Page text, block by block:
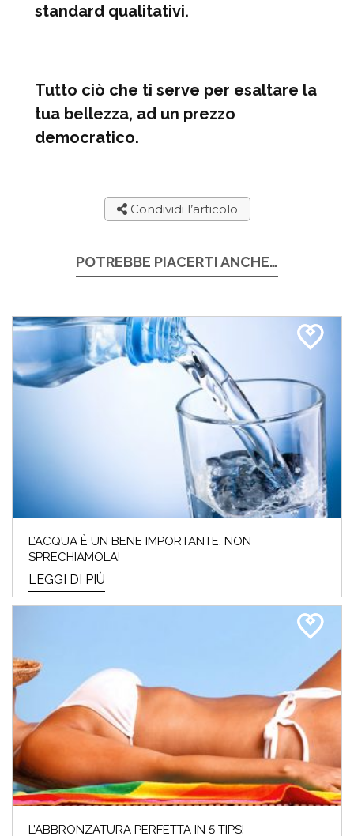
standard qualitativi.
Tutto ciò che ti serve per esaltare la
tua bellezza, ad un prezzo
democratico.
Condividi l’articolo
POTREBBE PIACERTI ANCHE…
L’ACQUA È UN BENE IMPORTANTE, NON
SPRECHIAMOLA!
LEGGI DI PIÙ
L’ABBRONZATURA PERFETTA IN 5 TIPS!